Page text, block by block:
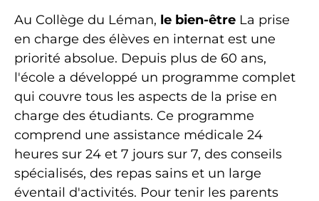
Au Collège du Léman, le bien-être La prise
en charge des élèves en internat est une
priorité absolue. Depuis plus de 60 ans,
l'école a développé un programme complet
qui couvre tous les aspects de la prise en
charge des étudiants. Ce programme
comprend une assistance médicale 24
heures sur 24 et 7 jours sur 7, des conseils
spécialisés, des repas sains et un large
éventail d'activités. Pour tenir les parents